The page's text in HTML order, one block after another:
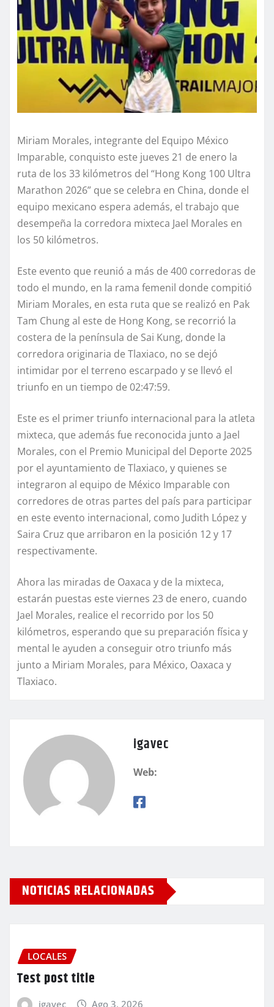
Miriam Morales, integrante del Equipo México
Imparable, conquisto este jueves 21 de enero la
ruta de los 33 kilómetros del “Hong Kong 100 Ultra
Marathon 2026” que se celebra en China, donde el
equipo mexicano espera además, el trabajo que
desempeña la corredora mixteca Jael Morales en
los 50 kilómetros.
Este evento que reunió a más de 400 corredoras de
todo el mundo, en la rama femenil donde compitió
Miriam Morales, en esta ruta que se realizó en Pak
Tam Chung al este de Hong Kong, se recorrió la
costera de la península de Sai Kung, donde la
corredora originaria de Tlaxiaco, no se dejó
intimidar por el terreno escarpado y se llevó el
triunfo en un tiempo de 02:47:59.
Este es el primer triunfo internacional para la atleta
mixteca, que además fue reconocida junto a Jael
Morales, con el Premio Municipal del Deporte 2025
por el ayuntamiento de Tlaxiaco, y quienes se
integraron al equipo de México Imparable con
corredores de otras partes del país para participar
en este evento internacional, como Judith López y
Saira Cruz que arribaron en la posición 12 y 17
respectivamente.
Ahora las miradas de Oaxaca y de la mixteca,
estarán puestas este viernes 23 de enero, cuando
Jael Morales, realice el recorrido por los 50
kilómetros, esperando que su preparación física y
mental le ayuden a conseguir otro triunfo más
junto a Miriam Morales, para México, Oaxaca y
Tlaxiaco.
igavec
Web:
NOTICIAS RELACIONADAS
LOCALES
Test post title
igavec Ago 3, 2026